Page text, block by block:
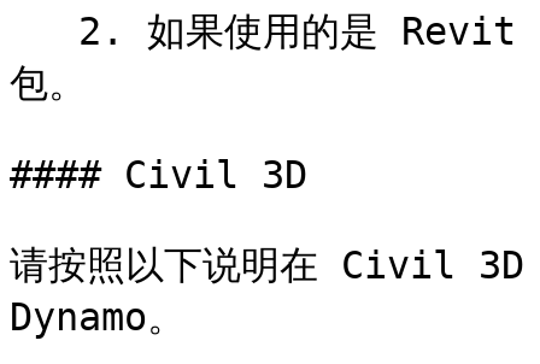
包。
#### Civil 3D
请按照以下说明在 Civil 3D
Dynamo。